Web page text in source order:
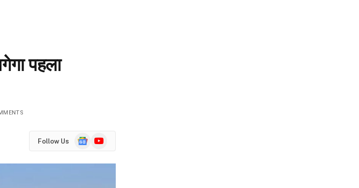
पहला
Follow Us
GoogleYouTube